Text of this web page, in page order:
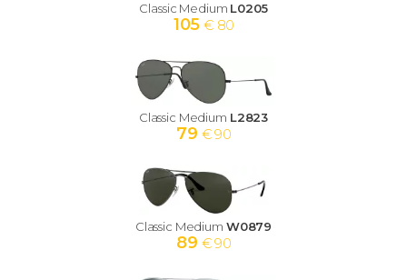
Classic Medium L0205
105 € 80
Classic Medium L2823
79 € 90
Classic Medium W0879
89 € 90